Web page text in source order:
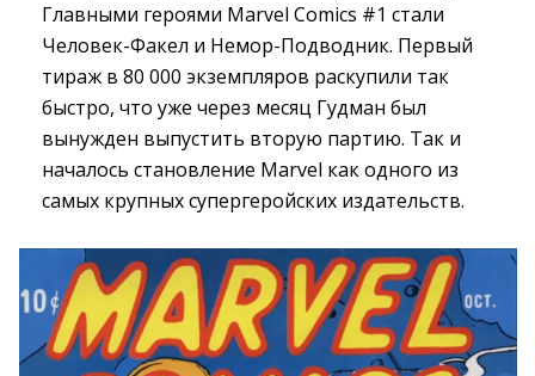
Главными героями Marvel Comics #1 стали
Человек-Факел и Немор-Подводник. Первый
тираж в 80 000 экземпляров раскупили так
быстро, что уже через месяц Гудман был
вынужден выпустить вторую партию. Так и
началось становление Marvel как одного из
самых крупных супергеройских издательств.